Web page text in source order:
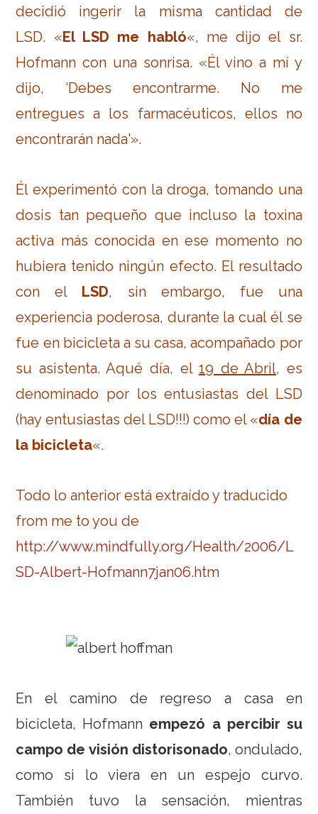
decidió ingerir la misma cantidad de
LSD. «El LSD me habló«, me dijo el sr.
Hofmann con una sonrisa. «Él vino a mí y
dijo, ‘Debes encontrarme. No me
entregues a los farmacéuticos, ellos no
encontrarán nada'».
Él experimentó con la droga, tomando una
dosis tan pequeño que incluso la toxina
activa más conocida en ese momento no
hubiera tenido ningún efecto. El resultado
con el LSD, sin embargo, fue una
experiencia poderosa, durante la cual él se
fue en bicicleta a su casa, acompañado por
su asistenta. Aqué día, el19 de Abril, es
denominado por los entusiastas del LSD
(hay entusiastas del LSD!!!) como el «día de
la bicicleta«.
Todo lo anterior está extraído y traducido
from me to you de
http://www.mindfully.org/Health/2006/L
SD-Albert-Hofmann7jan06.htm
En el camino de regreso a casa en
bicicleta, Hofmann empezó a percibir su
campo de visión distorisonado, ondulado,
como si lo viera en un espejo curvo.
También tuvo la sensación, mientras